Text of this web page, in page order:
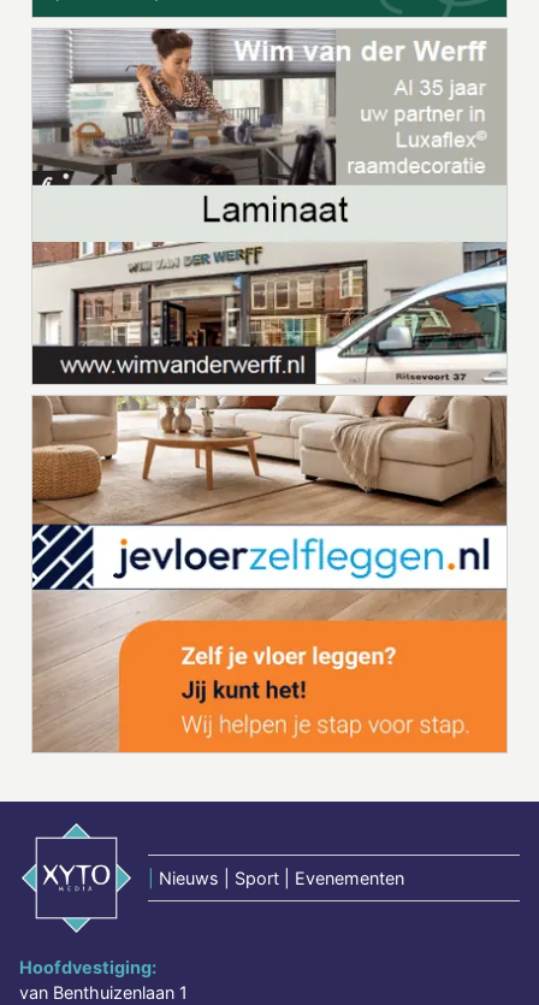
Nieuws | Sport | Evenementen
Hoofdvestiging:
van Benthuizenlaan 1